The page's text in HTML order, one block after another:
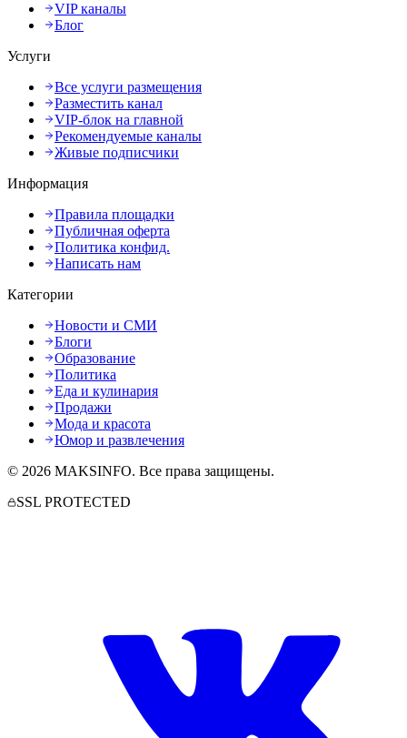
VIP каналы
Блог
Услуги
Все услуги размещения
Разместить канал
VIP-блок на главной
Рекомендуемые каналы
Живые подписчики
Информация
Правила площадки
Публичная оферта
Политика конфид.
Написать нам
Категории
Новости и СМИ
Блоги
Образование
Политика
Еда и кулинария
Продажи
Мода и красота
Юмор и развлечения
© 2026 MAKSINFO. Все права защищены.
SSL PROTECTED